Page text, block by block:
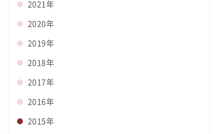
2021年
2020年
2019年
2018年
2017年
2016年
2015年